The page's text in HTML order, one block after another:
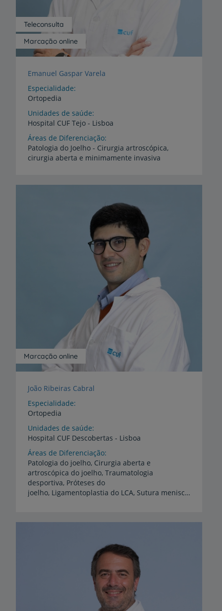
Marcação online
Teleconsulta
Emanuel Gaspar Varela
Especialidade
Ortopedia
Unidades de saúde
Hospital CUF Tejo - Lisboa
Áreas de Diferenciação
Patologia do Joelho - Cirurgia artroscópica,
cirurgia aberta e minimamente invasiva
Marcação online
João Ribeiras Cabral
Especialidade
Ortopedia
Unidades de saúde
Hospital CUF Descobertas - Lisboa
Áreas de Diferenciação
Patologia do joelho, Cirurgia aberta e
artroscópica do joelho, Traumatologia
desportiva, Próteses do
joelho, Ligamentoplastia do LCA, Sutura meniscal